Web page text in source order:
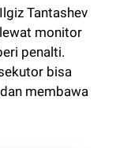
Tantashev
monitor
penalti.
bisa
membawa